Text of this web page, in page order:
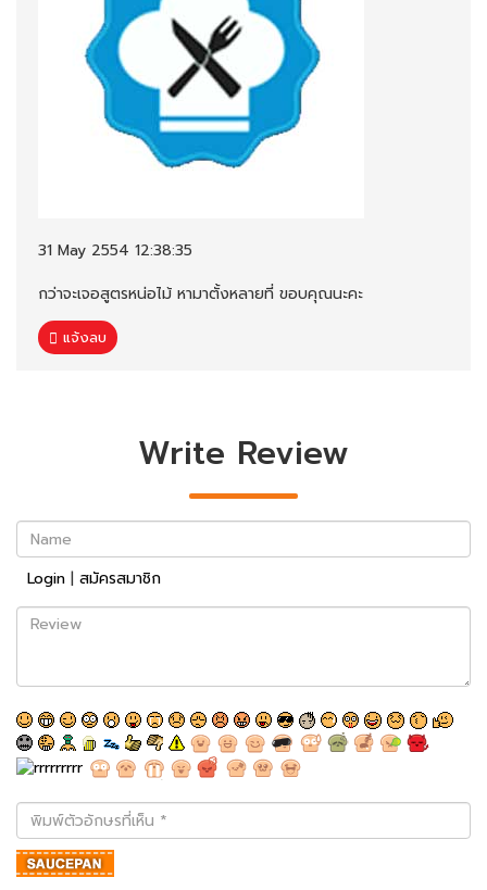
31 May 2554 12:38:35
กว่าจะเจอสูตรหน่อไม้ หามาตั้งหลายที่ ขอบคุณนะคะ
แจ้งลบ
Write Review
Name
Login | สมัครสมาชิก
Review
พิมพ์
ตัว
อักษร
ที่